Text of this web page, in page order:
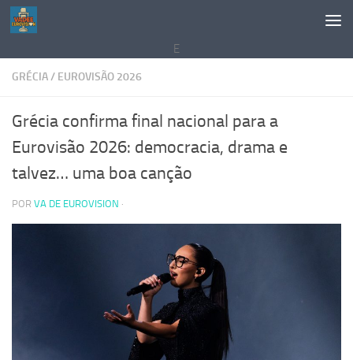
Saltar al contenido
E
GRÉCIA/ EUROVISÃO 2026
Grécia confirma final nacional para a
Eurovisão 2026: democracia, drama e
talvez… uma boa canção
POR VA DE EUROVISION ·